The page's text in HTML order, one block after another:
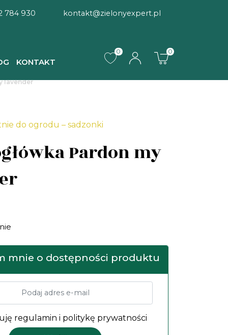
784 930 kontakt@zielonyexpert.pl
KONTAKT
0 0
lavender
do ogrodu – sadzonki
Pardon my
mnie o dostępności produktu
regulamin i politykę prywatności